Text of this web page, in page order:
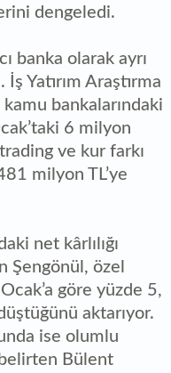
dengeledi.
banka olarak ayrı
Yatırım Araştırma
bankalarındaki
6 milyon
ve kur farkı
milyon TL’ye
net kârlılığı
Şengönül, özel
göre yüzde 5,
aktarıyor.
ise olumlu
Bülent